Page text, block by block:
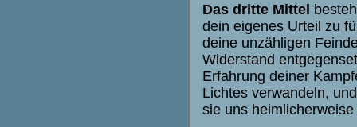
Das dritte Mittel
dein eigenes Urteil zu
deine unzähligen
Widerstand
Erfahrung deiner
Lichtes verwandeln,
sie uns